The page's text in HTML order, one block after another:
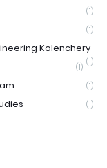
(1)
(1)
Kolenchery
(1)
(1)
(1)
(1)